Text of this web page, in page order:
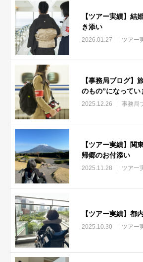
【ツアー実績】結
き添い
2026.01.27 ツアー
【事務局ブログ】
のもの”になってい
2025.12.26 事務局
【ツアー実績】関
帰郷のお付添い
2025.11.28 ツアー
【ツアー実績】都
2025.10.30 ツアー